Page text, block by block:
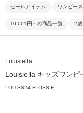
セールアイテム ワンピー
10,001円～の商品一覧 2
Louisiella
Louisiella キッズワン
LOU-SS24-FLOSSIE